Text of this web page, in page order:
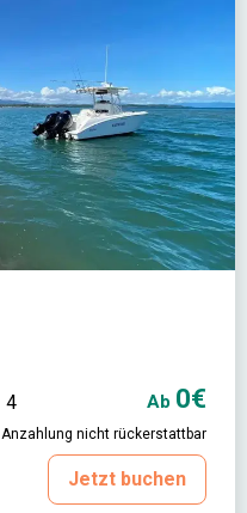
4 Ab 0€
Anzahlung nicht rückerstattbar
Jetzt buchen